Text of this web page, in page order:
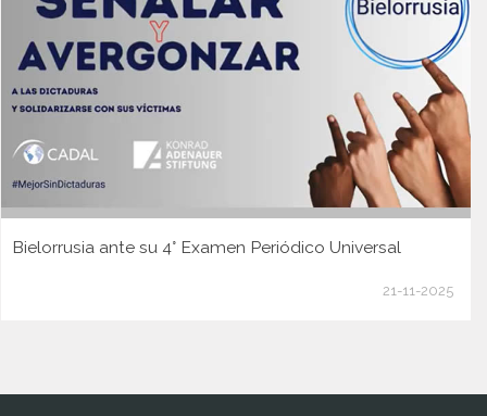
Bielorrusia ante su 4° Examen Periódico Universal
21-11-2025